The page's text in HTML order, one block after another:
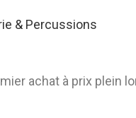
& Percussions
achat à prix